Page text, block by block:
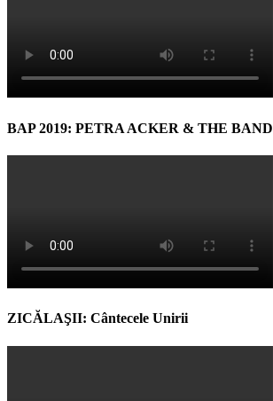
BAP 2019: PETRA ACKER & THE BAND
ZICĂLAŞII: Cântecele Unirii